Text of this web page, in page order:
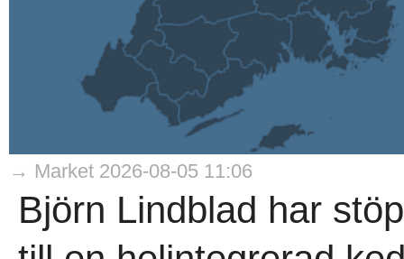
→ Market 2026-08-05 11:06
Björn Lindblad har